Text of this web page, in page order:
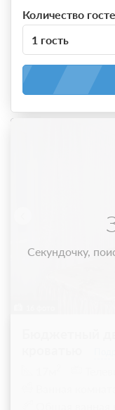
Количество
1 гость